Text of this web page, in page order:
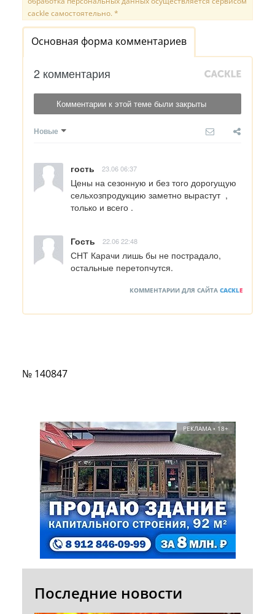
cackle самостоятельно. *
Основная форма комментариев
2 комментария
Комментарии к этой теме были закрыты
Новые
гость 23.06 06:37
Цены на сезонную и без того дорогущую
сельхозпродукцию заметно вырастут  ,
только и всего .
Гость 22.06 22:48
СНТ Карачи лишь бы не пострадало,
остальные перетопчутся.
КОММЕНТАРИИ ДЛЯ САЙТА CACKLE
№ 140847
РЕКЛАМА • 18+
Последние новости